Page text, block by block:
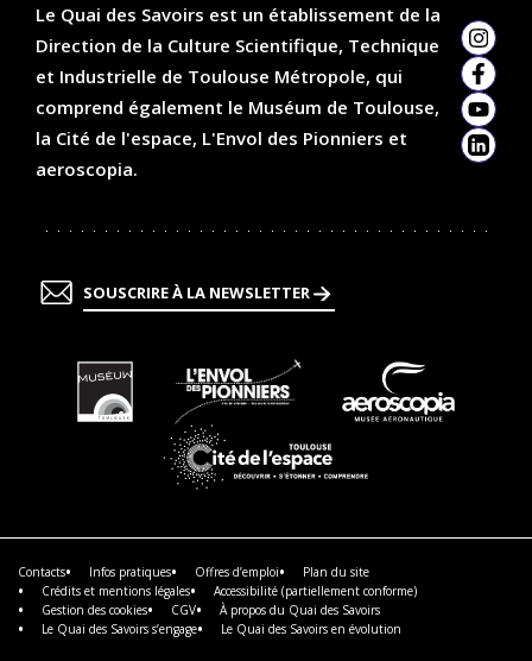
Le Quai des Savoirs est un établissement de la
Direction de la Culture Scientifique, Technique
et Industrielle de Toulouse Métropole, qui
comprend également le Muséum de Toulouse,
la Cité de l'espace, L'Envol des Pionniers et
aeroscopia.
SOUSCRIRE À LA NEWSLETTER
En
savoir
plus
Contacts Infos pratiques Offres d’emploi
Plan du site
Crédits et mentions légales
Accessibilité (partiellement conforme)
Gestion des cookies
CGV
À propos du Quai des Savoirs
Le Quai des Savoirs s’engage
Le Quai des Savoirs en évolution